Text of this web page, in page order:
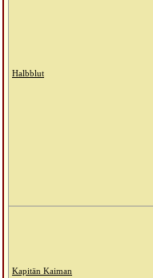
Halbblut
Kapitän Kaiman